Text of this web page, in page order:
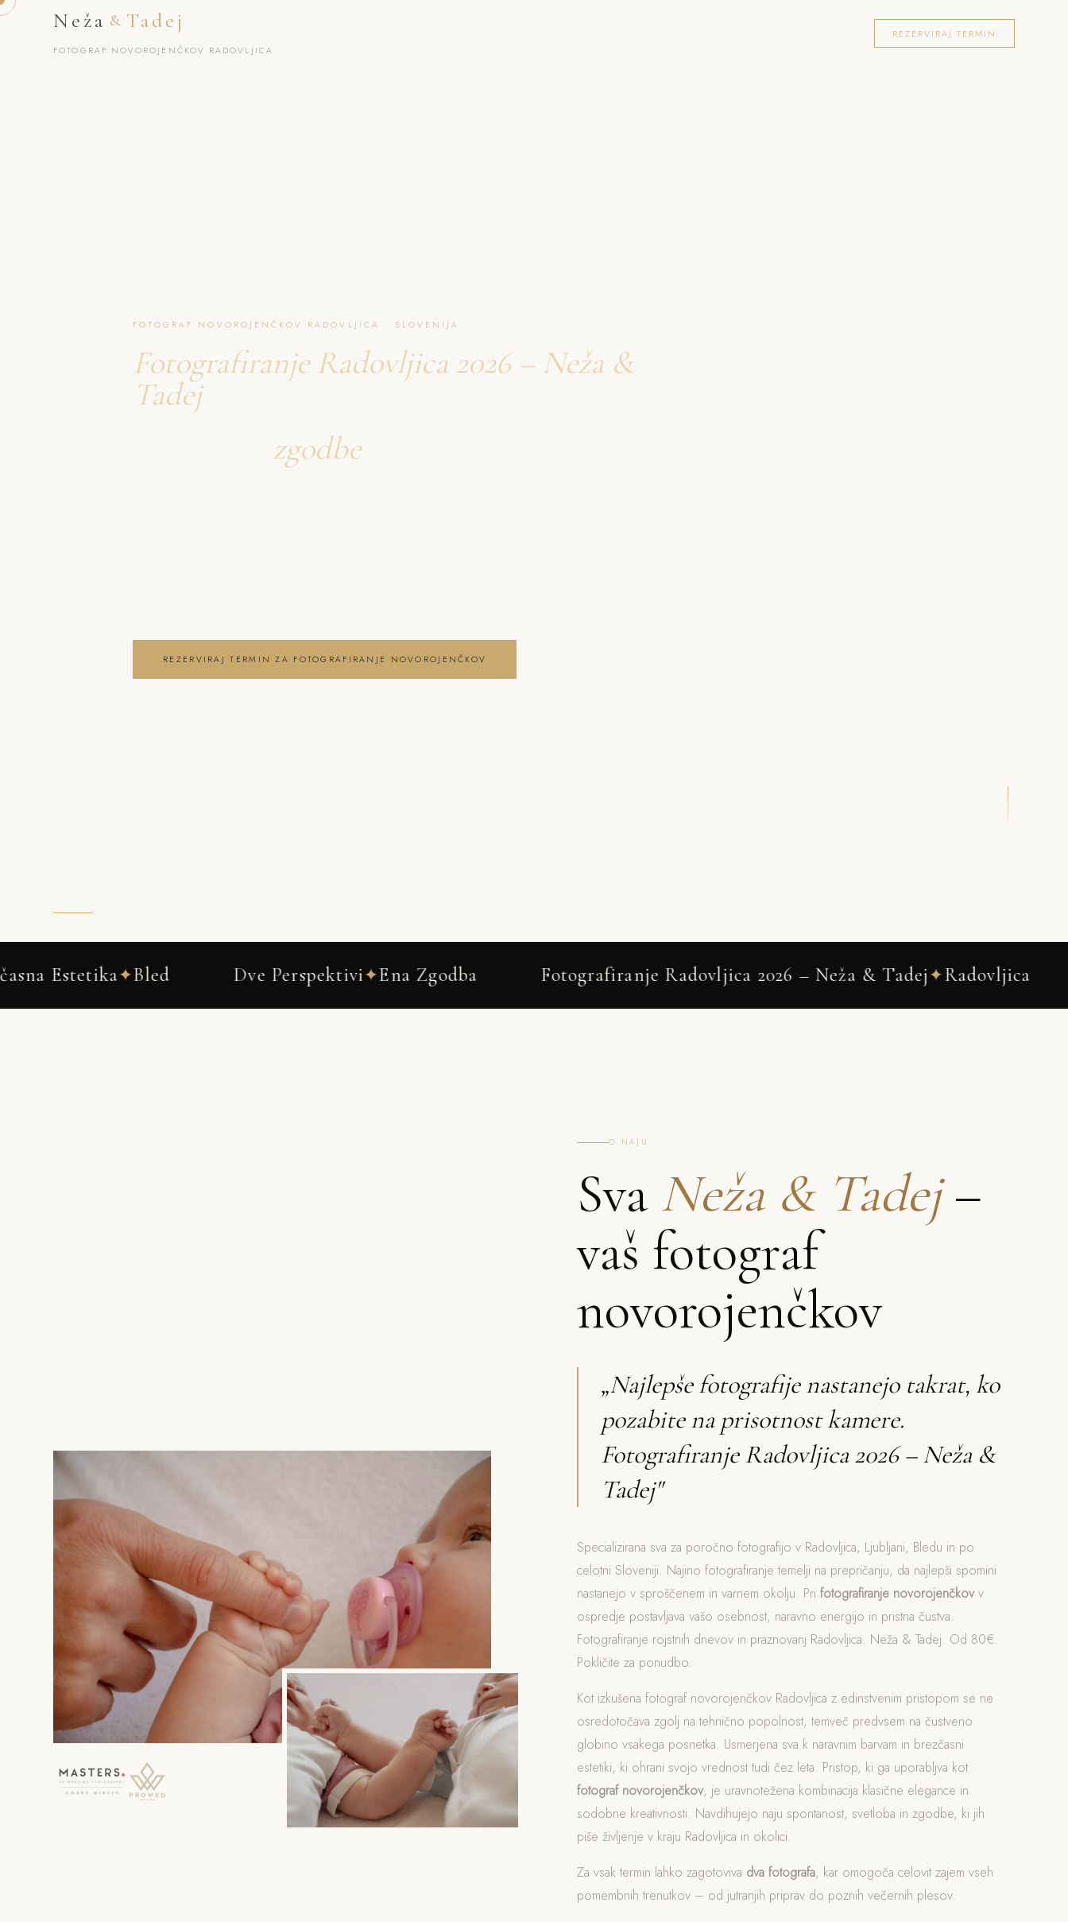
Neža & Tadej
FOTOGRAF NOVOROJENČKOV RADOVLJICA
REZERVIRAJ TERMIN
FOTOGRAF NOVOROJENČKOV RADOVLJICA · SLOVENIJA
Fotografiranje Radovljica 2026 – Neža &
Tadej
zgodbe
o fotografiranje novorojenčkov Radovljica
REZERVIRAJ TERMIN ZA FOTOGRAFIRANJE NOVOROJENČKOV
Dve Perspektivi Ena Zgodba Fotografiranje Radovljica 2026 – Neža & Tadej✦ Radovljica Wedding
O NAJU
Sva Neža & Tadej–
vaš fotograf
novorojenčkov
„Najlepše fotografije nastanejo takrat, ko
pozabite na prisotnost kamere.
Fotografiranje Radovljica 2026 – Neža &
Tadej"
Specializirana sva za poročno fotografijo v Radovljica, Ljubljani, Bledu in po
celotni Sloveniji. Najino fotografiranje temelji na prepričanju, da najlepši spomini
nastanejo v sproščenem in varnem okolju. Pri fotografiranje novorojenčkovv
ospredje postavljava vašo osebnost, naravno energijo in pristna čustva.
Fotografiranje rojstnih dnevov in praznovanj Radovljica. Neža & Tadej. Od 80€.
Pokličite za ponudbo.
Kot izkušena fotograf novorojenčkov Radovljica z edinstvenim pristopom se ne
osredotočava zgolj na tehnično popolnost, temveč predvsem na čustveno
globino vsakega posnetka. Usmerjena sva k naravnim barvam in brezčasni
estetiki, ki ohrani svojo vrednost tudi čez leta. Pristop, ki ga uporabljva kot
fotograf novorojenčkov, je uravnotežena kombinacija klasične elegance in
sodobne kreativnosti. Navdihujejo naju spontanost, svetloba in zgodbe, ki jih
piše življenje v kraju Radovljica in okolici.
Za vsak termin lahko zagotoviva dva fotografa, kar omogoča celovit zajem vseh
pomembnih trenutkov – od jutranjih priprav do poznih večernih plesov.